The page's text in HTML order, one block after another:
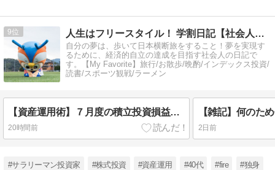
9 人生はフリースタイル！ 学割日記【社会人編】
自分の夢は、歩いて日本横断旅をすること！夢を実現す
るために、経済的自立の達成を目指す社会人の日記で
す。【My Favorite】旅行/お散歩/晩酌/インデックス投資/
読書/スポーツ観戦/ラーメン
【資産運用術】７月度の積立投資損益結果！目先の損益結果より、長期運用を継続してことが大切！
20時間前 2日前
#サラリーマン投資家 #株式投資 #資産運用 #40代 #fire #独身